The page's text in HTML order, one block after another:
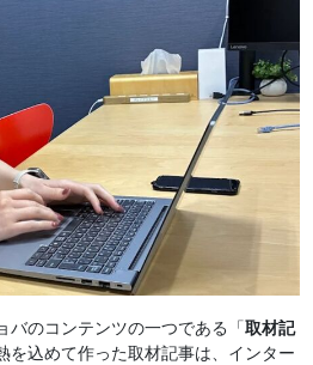
バのコンテンツの一つである「取材記
を込めて作った取材記事は、インター